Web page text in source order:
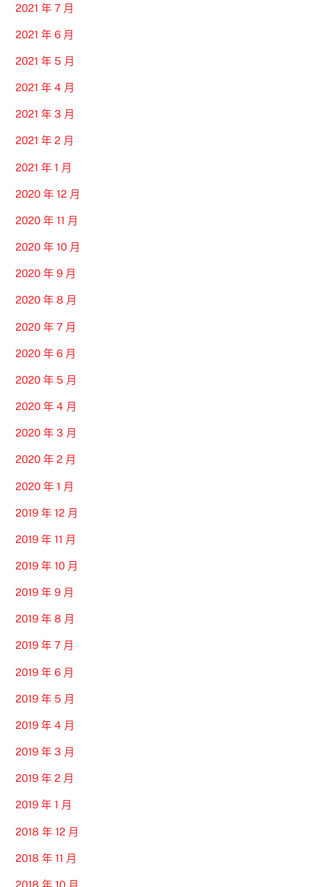
2021 年 7 月
2021 年 6 月
2021 年 5 月
2021 年 4 月
2021 年 3 月
2021 年 2 月
2021 年 1 月
2020 年 12 月
2020 年 11 月
2020 年 10 月
2020 年 9 月
2020 年 8 月
2020 年 7 月
2020 年 6 月
2020 年 5 月
2020 年 4 月
2020 年 3 月
2020 年 2 月
2020 年 1 月
2019 年 12 月
2019 年 11 月
2019 年 10 月
2019 年 9 月
2019 年 8 月
2019 年 7 月
2019 年 6 月
2019 年 5 月
2019 年 4 月
2019 年 3 月
2019 年 2 月
2019 年 1 月
2018 年 12 月
2018 年 11 月
2018 年 10 月